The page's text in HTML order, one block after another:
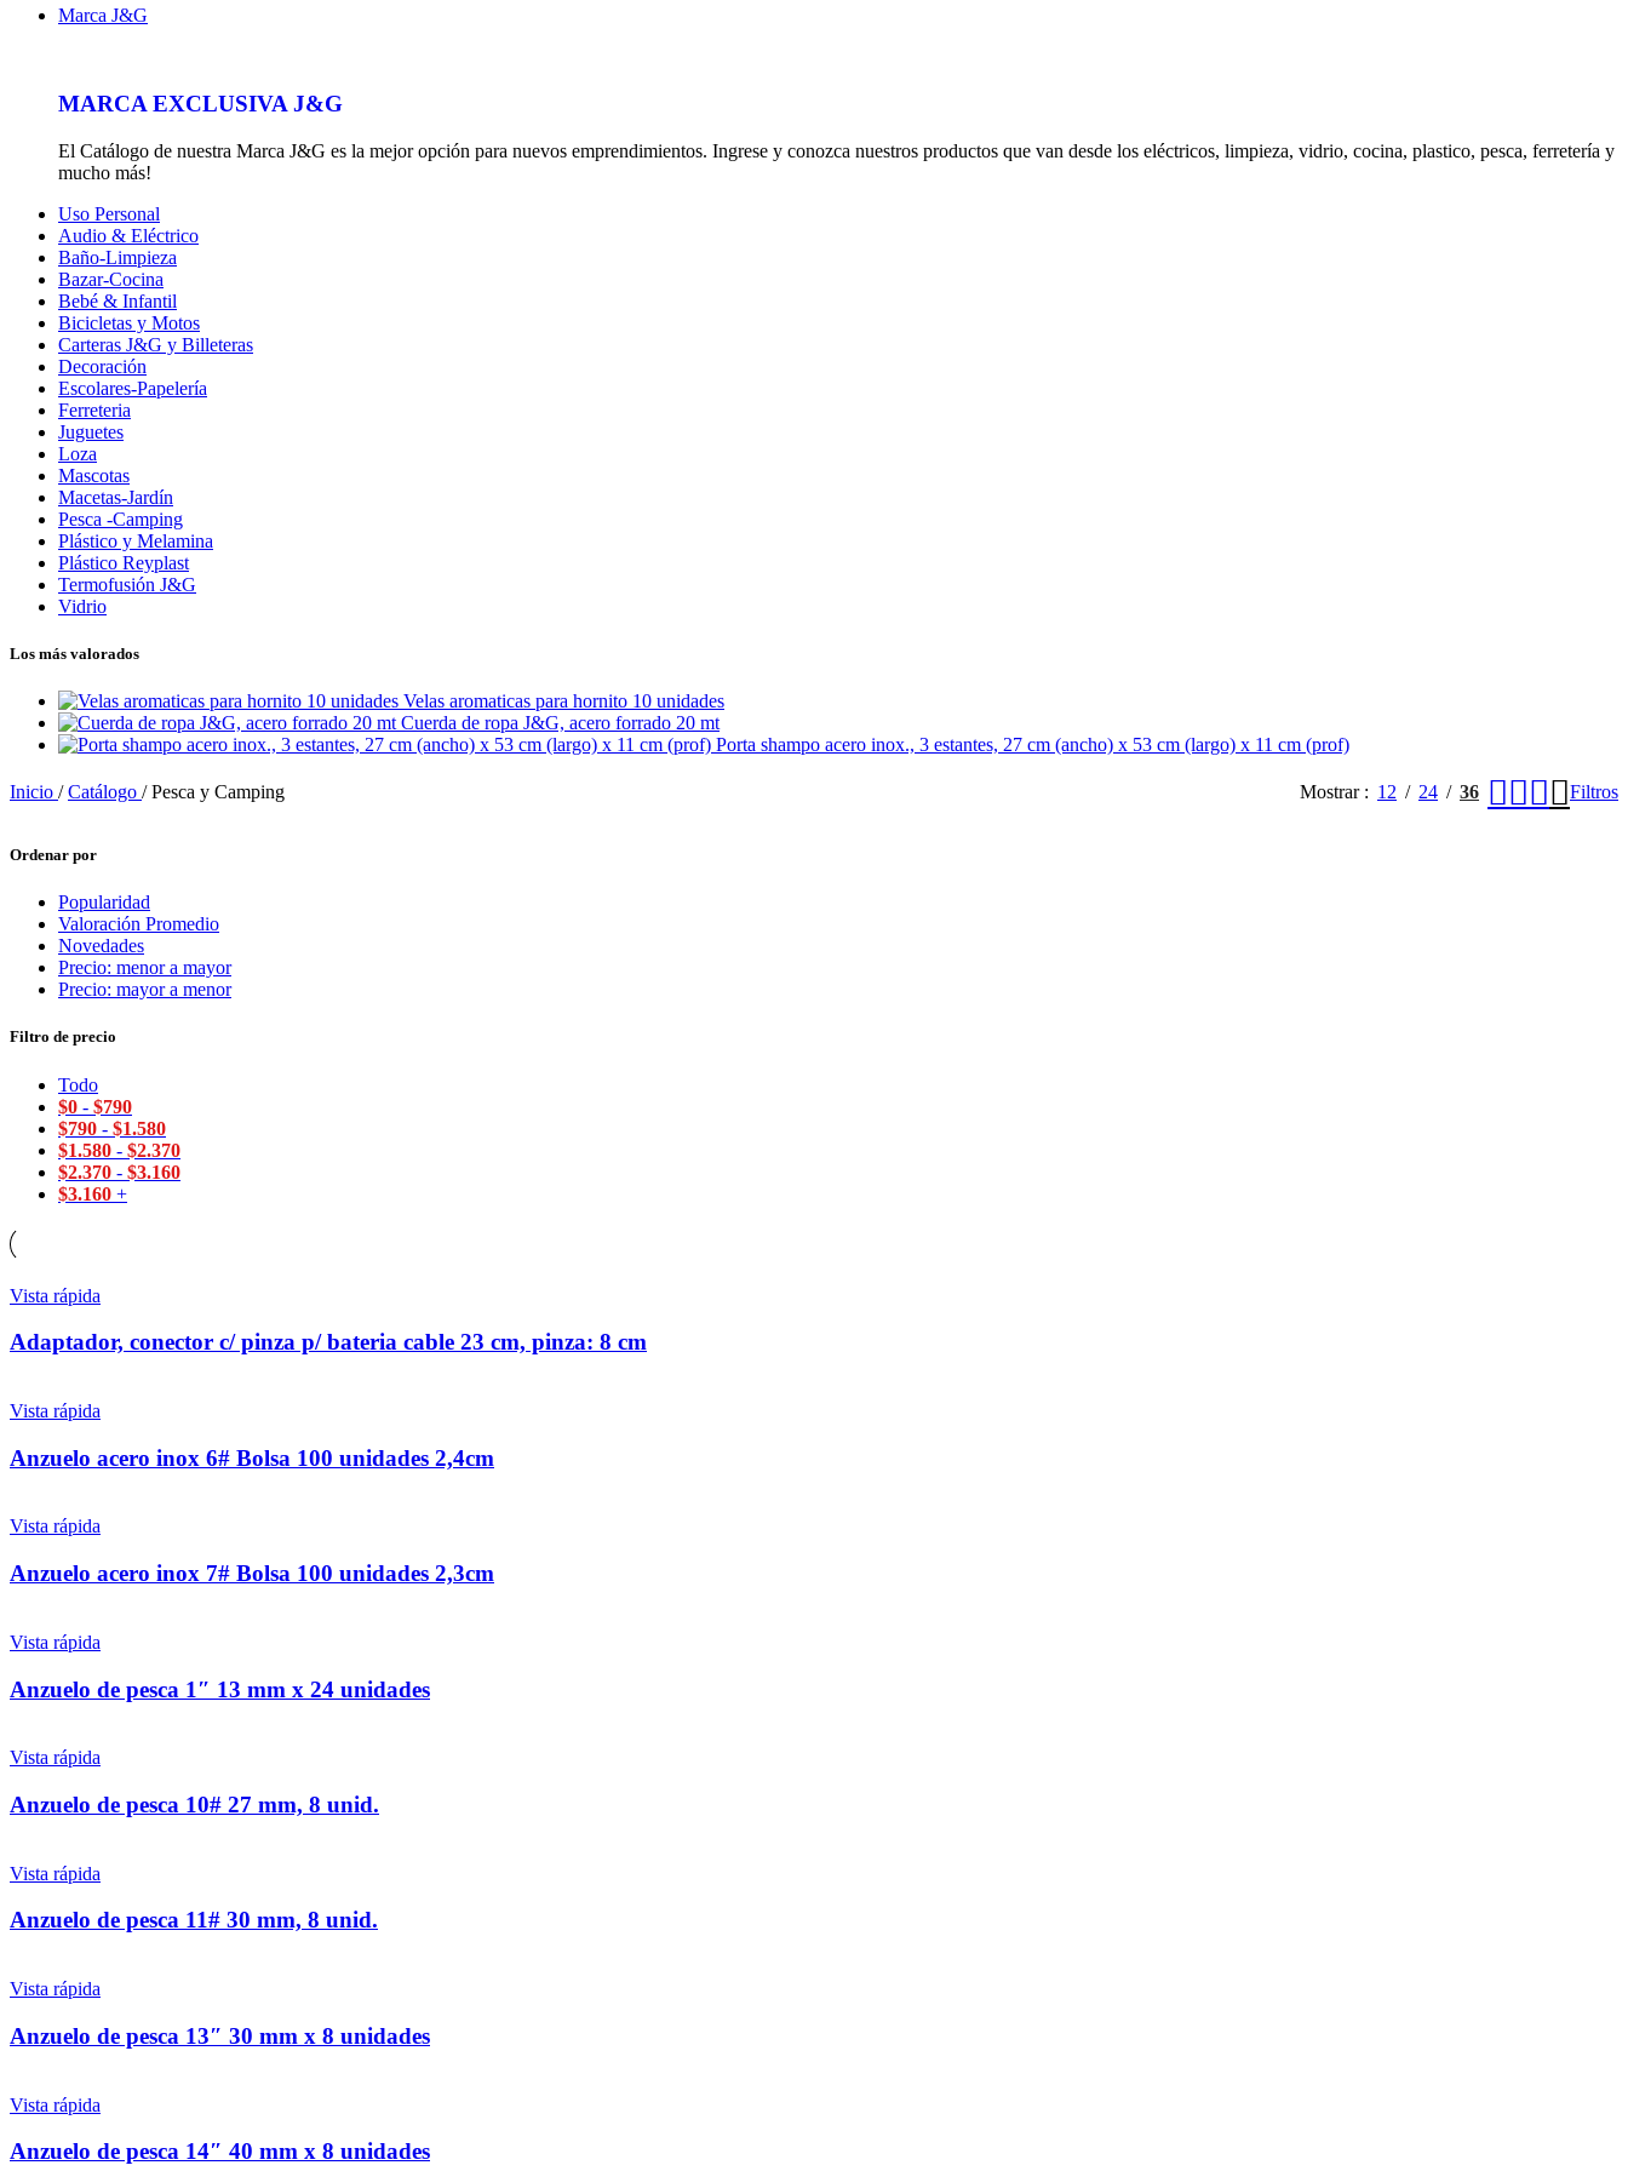
Marca J&G
MARCA EXCLUSIVA J&G
El Catálogo de nuestra Marca J&G es la mejor opción para nuevos emprendimientos. Ingrese y conozca nuestros productos que van desde los eléctricos, limpieza, vidrio, cocina, plastico, pesca, ferretería y
mucho más!
Uso Personal
Audio & Eléctrico
Baño-Limpieza
Bazar-Cocina
Bebé & Infantil
Bicicletas y Motos
Carteras J&G y Billeteras
Decoración
Escolares-Papelería
Ferreteria
Juguetes
Loza
Mascotas
Macetas-Jardín
Pesca -Camping
Plástico y Melamina
Plástico Reyplast
Termofusión J&G
Vidrio
Los más valorados
Velas aromaticas para hornito 10 unidades
Cuerda de ropa J&G, acero forrado 20 mt
Porta shampo acero inox., 3 estantes, 27 cm (ancho) x 53 cm (largo) x 11 cm (prof)
Inicio / Catálogo / Pesca y Camping Mostrar 12 24 36 Filtros
Ordenar por
Popularidad
Valoración Promedio
Novedades
Precio: menor a mayor
Precio: mayor a menor
Filtro de precio
Todo
$0 - $790
$790 - $1.580
$1.580 - $2.370
$2.370 - $3.160
$3.160 +
Vista rápida
Adaptador, conector c/ pinza p/ bateria cable 23 cm, pinza: 8 cm
Vista rápida
Anzuelo acero inox 6# Bolsa 100 unidades 2,4cm
Vista rápida
Anzuelo acero inox 7# Bolsa 100 unidades 2,3cm
Vista rápida
Anzuelo de pesca 1″ 13 mm x 24 unidades
Vista rápida
Anzuelo de pesca 10# 27 mm, 8 unid.
Vista rápida
Anzuelo de pesca 11# 30 mm, 8 unid.
Vista rápida
Anzuelo de pesca 13″ 30 mm x 8 unidades
Vista rápida
Anzuelo de pesca 14″ 40 mm x 8 unidades